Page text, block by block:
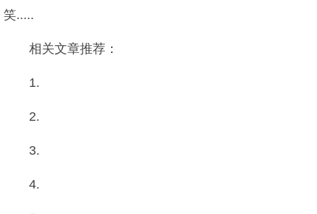
笑.....
相关文章推荐：
1.
2.
3.
4.